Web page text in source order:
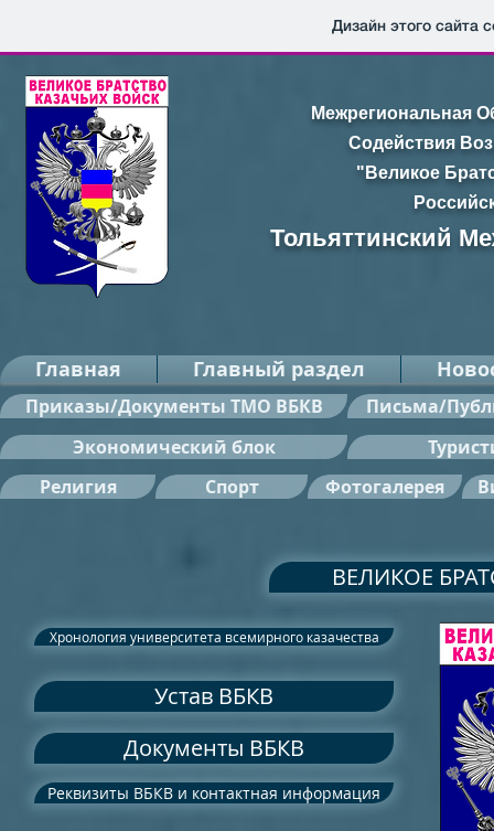
Дизайн этого сайта
Межрегиональная
Содействия
"Великое
Тольяттинский
Главная Главный раздел
Приказы/Документы ТМО ВБКВ
Письма/
Экономический блок
Религия
Cпорт Фотогалерея
ВЕЛИКОЕ
Хронология университета всемирного казачества
Устав ВБКВ
Документы ВБКВ
Реквизиты ВБКВ и контактная информация